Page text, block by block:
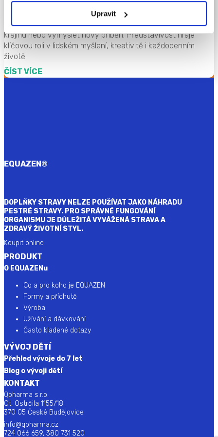
Upravit
obrazy, zvuky nebo jiné zážitky, i když je právě teď nevidí,
neslyší ani jinak nevnímá. Díky ní si můžeme například
vybavit vzpomínku na dětství, představit si neexistující
krajinu nebo vymyslet nový příběh. Představivost hraje
klíčovou roli v lidském myšlení, kreativitě i každodenním
životě.
ČÍST VÍCE
EQUAZEN®
DOPLŇKY STRAVY NELZE POUŽÍVAT JAKO NÁHRADU
PESTRÉ STRAVY. PRO SPRÁVNÉ FUNGOVÁNÍ
ORGANISMU JE DŮLEŽITÁ VYVÁŽENÁ STRAVA A
ZDRAVÝ ŽIVOTNÍ STYL.
Koupit online
PRODUKT
O EQUAZENu
Co a pro koho je EQUAZEN
Formy a příchutě
Výroba
Užívání a dávkování
Často kladené dotazy
VÝVOJ DĚTÍ
Přehled vývoje do 7 let
Blog o vývoji dětí
KONTAKT
Qpharma s.r.o.
Ot. Ostrčila 1155/18
370 05 České Budějovice
info@qpharma.cz
724 066 659, 380 731 520